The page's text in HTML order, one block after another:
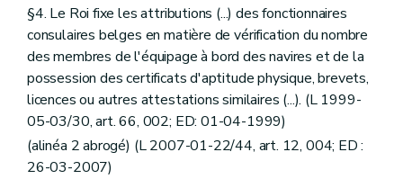
§4. Le Roi fixe les attributions (...) des fonctionnaires
consulaires belges en matière de vérification du nombre
des membres de l'équipage à bord des navires et de la
possession des certificats d'aptitude physique, brevets,
licences ou autres attestations similaires (...). (L 1999-
05-03/30, art. 66, 002; ED: 01-04-1999)
(alinéa 2 abrogé) (L 2007-01-22/44, art. 12, 004; ED :
26-03-2007)